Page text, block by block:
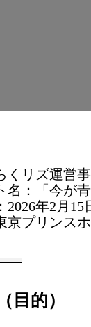
くリズ運営
名：「今が
2026年2月15
京プリンス
目的）